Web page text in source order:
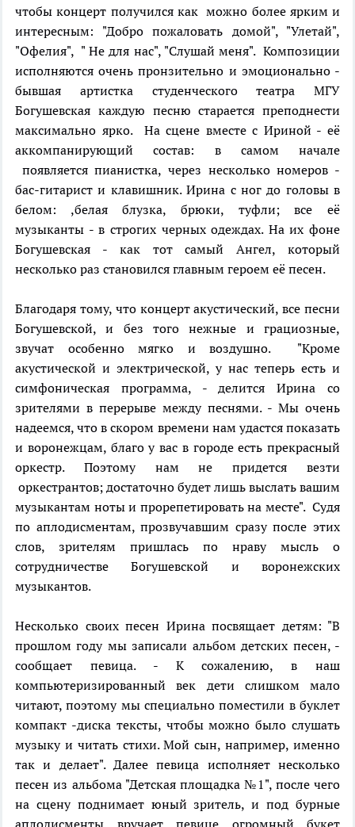
чтобы концерт получился как можно более ярким и
интересным: "Добро пожаловать домой", "Улетай",
"Офелия", " Не для нас", "Слушай меня". Композиции
исполняются очень пронзительно и эмоционально -
бывшая артистка студенческого театра МГУ
Богушевская каждую песню старается преподнести
максимально ярко. На сцене вместе с Ириной - её
аккомпанирующий состав: в самом начале
появляется пианистка, через несколько номеров -
бас-гитарист и клавишник. Ирина с ног до головы в
белом: ,белая блузка, брюки, туфли; все её
музыканты - в строгих черных одеждах. На их фоне
Богушевская - как тот самый Ангел, который
несколько раз становился главным героем её песен.
Благодаря тому, что концерт акустический, все песни
Богушевской, и без того нежные и грациозные,
звучат особенно мягко и воздушно. "Кроме
акустической и электрической, у нас теперь есть и
симфоническая программа, - делится Ирина со
зрителями в перерыве между песнями. - Мы очень
надеемся, что в скором времени нам удастся показать
и воронежцам, благо у вас в городе есть прекрасный
оркестр. Поэтому нам не придется везти
оркестрантов; достаточно будет лишь выслать вашим
музыкантам ноты и прорепетировать на месте". Судя
по аплодисментам, прозвучавшим сразу после этих
слов, зрителям пришлась по нраву мысль о
сотрудничестве Богушевской и воронежских
музыкантов.
Несколько своих песен Ирина посвящает детям: "В
прошлом году мы записали альбом детских песен, -
сообщает певица. - К сожалению, в наш
компьютеризированный век дети слишком мало
читают, поэтому мы специально поместили в буклет
компакт -диска тексты, чтобы можно было слушать
музыку и читать стихи. Мой сын, например, именно
так и делает". Далее певица исполняет несколько
песен из альбома "Детская площадка №1", после чего
на сцену поднимает юный зритель, и под бурные
аплодисменты вручает певице огромный букет